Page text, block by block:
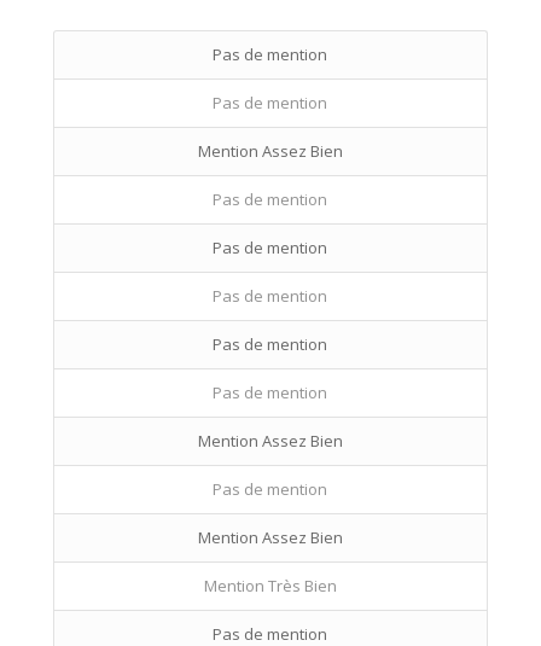
Pas de mention
Pas de mention
Mention Assez Bien
Pas de mention
Pas de mention
Pas de mention
Pas de mention
Pas de mention
Mention Assez Bien
Pas de mention
Mention Assez Bien
Mention Très Bien
Pas de mention